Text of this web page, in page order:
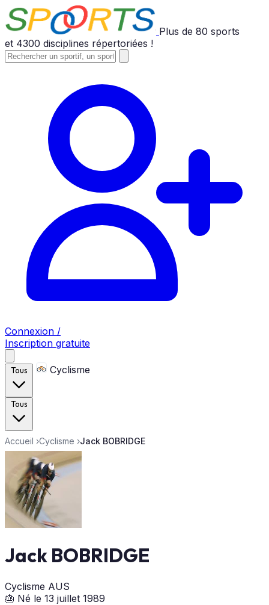
Plus de 80 sports
et 4300 disciplines répertoriées !
Connexion /
Inscription gratuite
Tous Cyclisme
Tous
Accueil ›Cyclisme ›Jack BOBRIDGE
Jack BOBRIDGE
Cyclisme AUS
🎂 Né le 13 juillet 1989